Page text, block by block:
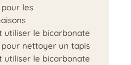
les
utiliser le bicarbonate
nettoyer un tapis
utiliser le bicarbonate